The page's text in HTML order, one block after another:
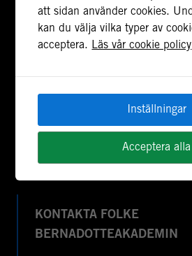
stödja freds- och
postkonfliktländer. Vi bidrar
personal och expertis till freds-
OSSE. Myndigheten har fått
Tillgänglighetsredogörelse
KONTAKTA FOLKE
BERNADOTTEAKADEMIN
att sidan använder cookies.
kan du välja vilka typer av
acceptera. Läs vår cookie policy
Inställningar
Acceptera alla